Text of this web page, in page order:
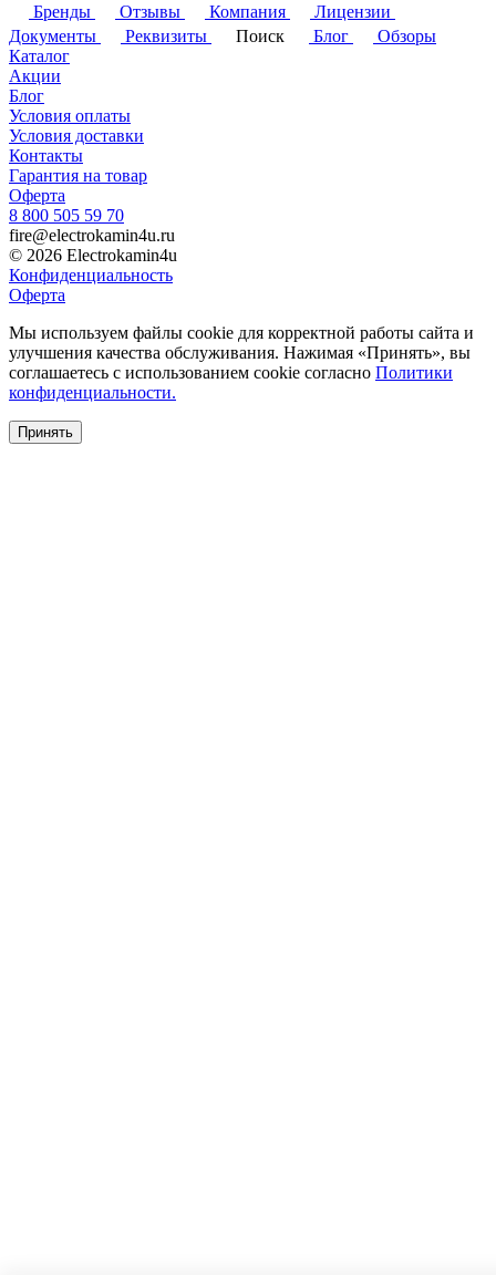
Бренды
Отзывы Компания
Лицензии
Документы
Реквизиты Поиск Блог
Обзоры
Каталог
Акции
Блог
Условия оплаты
Условия доставки
Контакты
Гарантия на товар
Оферта
8 800 505 59 70
fire@electrokamin4u.ru
© 2026 Electrokamin4u
Конфиденциальность
Оферта
Мы используем файлы cookie для корректной работы сайта и
улучшения качества обслуживания. Нажимая «Принять», вы
соглашаетесь с использованием cookie согласно Политики
конфиденциальности.
Принять